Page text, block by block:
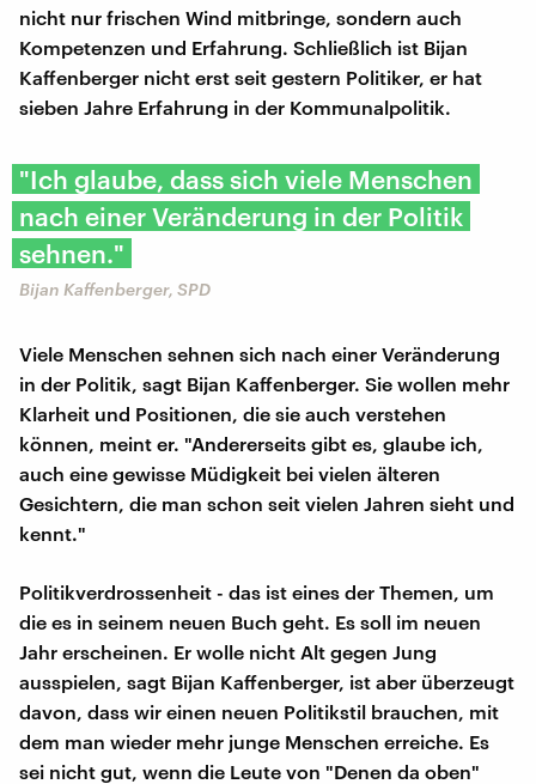
nicht nur frischen Wind mitbringe, sondern auch
Kompetenzen und Erfahrung. Schließlich ist Bijan
Kaffenberger nicht erst seit gestern Politiker, er hat
sieben Jahre Erfahrung in der Kommunalpolitik.
"Ich glaube, dass sich viele Menschen
nach einer Veränderung in der Politik
sehnen."
Bijan Kaffenberger, SPD
Viele Menschen sehnen sich nach einer Veränderung
in der Politik, sagt Bijan Kaffenberger. Sie wollen mehr
Klarheit und Positionen, die sie auch verstehen
können, meint er. "Andererseits gibt es, glaube ich,
auch eine gewisse Müdigkeit bei vielen älteren
Gesichtern, die man schon seit vielen Jahren sieht und
kennt."
Politikverdrossenheit - das ist eines der Themen, um
die es in seinem neuen Buch geht. Es soll im neuen
Jahr erscheinen. Er wolle nicht Alt gegen Jung
ausspielen, sagt Bijan Kaffenberger, ist aber überzeugt
davon, dass wir einen neuen Politikstil brauchen, mit
dem man wieder mehr junge Menschen erreiche. Es
sei nicht gut, wenn die Leute von "Denen da oben"